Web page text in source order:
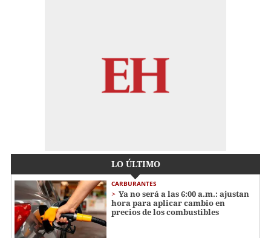
LO ÚLTIMO
CARBURANTES
Ya no será a las 6:00 a.m.: ajustan
hora para aplicar cambio en
precios de los combustibles